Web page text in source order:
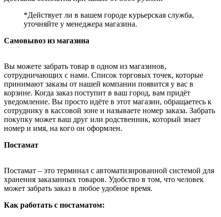
*Действует ли в вашем городе курьерская служба,
уточняйте у менеджера магазина.
Самовывоз из магазина
Вы можете забрать товар в одном из магазинов,
сотрудничающих с нами. Список торговых точек, которые
принимают заказы от нашей компании появится у вас в
корзине. Когда заказ поступит в ваш город, вам придёт
уведомление. Вы просто идёте в этот магазин, обращаетесь к
сотруднику в кассовой зоне и называете номер заказа. Забрать
покупку может ваш друг или родственник, который знает
номер и имя, на кого он оформлен.
Постамат
Постамат – это терминал с автоматизированной системой для
хранения заказанных товаров. Удобство в том, что человек
может забрать заказ в любое удобное время.
Как работать с постаматом: